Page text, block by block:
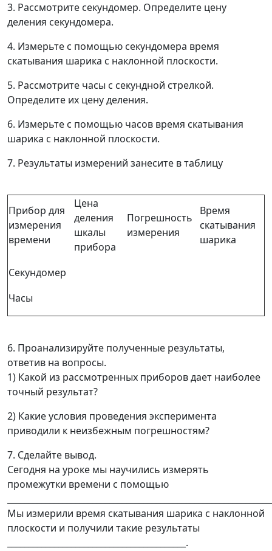
3. Рассмотрите секундомер. Определите цену
деления секундомера.
4. Измерьте с помощью секундомера время
скатывания шарика с наклонной плоскости.
5. Рассмотрите часы с секундной стрелкой.
Определите их цену деления.
6. Измерьте с помощью часов время скатывания
шарика с наклонной плоскости.
7. Результаты измерений занесите в таблицу
Прибор для
измерения
времени
Цена
деления
шкалы
прибора
Погрешность
измерения
Время
скатывания
шарика
Секундомер
Часы
6. Проанализируйте полученные результаты,
ответив на вопросы.
1) Какой из рассмотренных приборов дает наиболее
точный результат?
2) Какие условия проведения эксперимента
приводили к неизбежным погрешностям?
7. Сделайте вывод.
Сегодня на уроке мы научились измерять
промежутки времени с помощью
Мы измерили время скатывания шарика с наклонной
плоскости и получили такие результаты
__________________________________________.